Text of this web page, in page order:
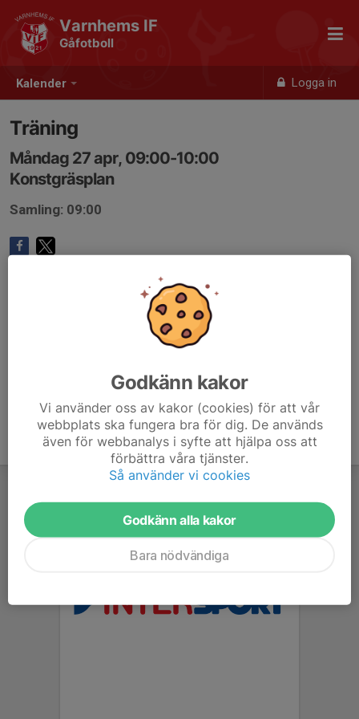
Kalender Logga in
Varnhems IF
Gåfotboll
Träning
Måndag 27 apr, 09:00-10:00
Konstgräsplan
Samling: 09:00
Godkänn kakor
Vi använder oss av kakor (cookies) för att vår
webbplats ska fungera bra för dig. De används
även för webbanalys i syfte att hjälpa oss att
förbättra våra tjänster.
Så använder vi cookies
Godkänn alla kakor
Bara nödvändiga